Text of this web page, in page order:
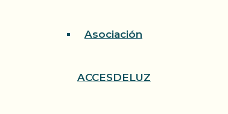
Asociación
ACCESDELUZ